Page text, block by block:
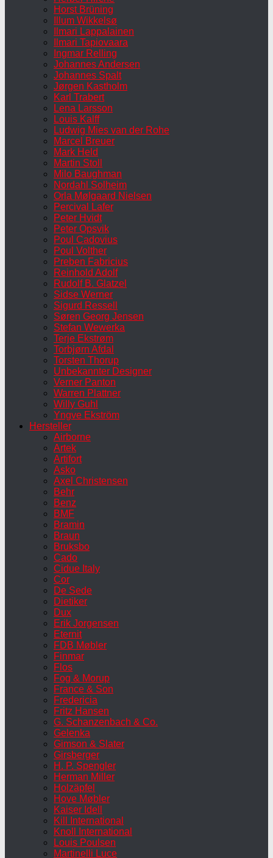
Horst Brüning
Illum Wikkelsø
Ilmari Lappalainen
Ilmari Tapiovaara
Ingmar Relling
Johannes Andersen
Johannes Spalt
Jørgen Kastholm
Karl Trabert
Lena Larsson
Louis Kalff
Ludwig Mies van der Rohe
Marcel Breuer
Mark Held
Martin Stoll
Milo Baughman
Nordahl Solheim
Orla Mølgaard Nielsen
Percival Lafer
Peter Hvidt
Peter Opsvik
Poul Cadovius
Poul Volther
Preben Fabricius
Reinhold Adolf
Rudolf B. Glatzel
Sidse Werner
Sigurd Ressell
Søren Georg Jensen
Stefan Wewerka
Terje Ekstrøm
Torbjørn Afdal
Torsten Thorup
Unbekannter Designer
Verner Panton
Warren Plattner
Willy Guhl
Yngve Ekström
Hersteller
Airborne
Artek
Artifort
Asko
Axel Christensen
Behr
Benz
BMF
Bramin
Braun
Bruksbo
Cado
Cidue Italy
Cor
De Sede
Dietiker
Dux
Erik Jorgensen
Eternit
FDB Møbler
Finmar
Flos
Fog & Morup
France & Son
Fredericia
Fritz Hansen
G. Schanzenbach & Co.
Gelenka
Gimson & Slater
Girsberger
H. P. Spengler
Herman Miller
Holzäpfel
Hove Møbler
Kaiser Idell
Kill International
Knoll International
Louis Poulsen
Martinelli Luce